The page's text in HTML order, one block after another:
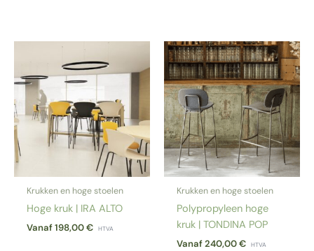
Krukken en hoge stoelen
Hoge kruk | IRA ALTO
Vanaf198,00€ HTVA
Krukken en hoge stoelen
Polypropyleen hoge
kruk | TONDINA POP
Vanaf240,00€ HTVA